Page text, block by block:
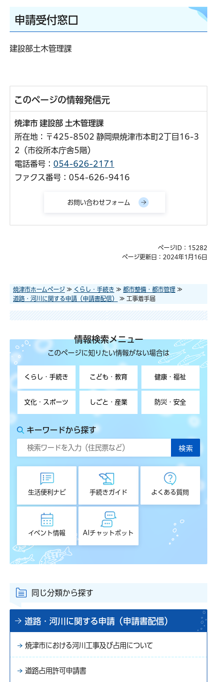
申請受付窓口
建設部土木管理課
このページの情報発信元
焼津市 建設部 土木管理課
所在地：〒425-8502 静岡県焼津市本町2丁目16-3
2（市役所本庁舎5階）
電話番号： 054-626-2171
ファクス番号：054-626-9416
ページID：15282
ページ更新日：2024年1月16日
焼津市ホームページ ≫ くらし・手続き ≫ 都市整備・都市管理 ≫
道路・河川に関する申請（申請書配信）
≫ 工事着手届
情報検索メニュー
このページに知りたい情報がない場合は
くらし・手続き こども・教育 健康・福祉
文化・スポーツ しごと・産業 防災・安全
キーワードから探す
生活便利ナビ 手続きガイド よくある質問
イベント情報 AIチャットボット
同じ分類から探す
道路・河川に関する申請（申請書配信）
焼津市における河川工事及び占用について
道路占用許可申請書